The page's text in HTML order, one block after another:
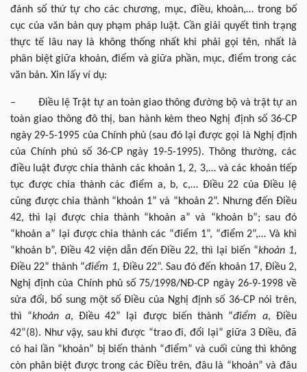
đánh số thứ tự cho các chương, mục, điều, khoản,… trong bố
cục của văn bản quy phạm pháp luật. Cần giải quyết tình trạng
thực tế lâu nay là không thống nhất khi phải gọi tên, nhất là
phân biệt giữa khoản, điểm và giữa phần, mục, điểm trong các
văn bản. Xin lấy ví dụ:
– Điều lệ Trật tự an toàn giao thông đường bộ và trật tự an
toàn giao thông đô thị, ban hành kèm theo Nghị định số 36-CP
ngày 29-5-1995 của Chính phủ (sau đó lại được gọi là Nghị định
của Chính phủ số 36-CP ngày 19-5-1995). Thông thường, các
điều luật được chia thành các khoản 1, 2, 3,… và các khoản tiếp
tục được chia thành các điểm a, b, c,… Điều 22 của Điều lệ
cũng được chia thành “khoản 1” và “khoản 2”. Nhưng đến Điều
42, thì lại được chia thành “khoản a” và “khoản b”; sau đó
“khoản a” lại được chia thành các “điểm 1”, “điểm 2”,… Và khi
“khoản b”, Điều 42 viện dẫn đến Điều 22, thì lại biến “khoản 1,
Điều 22” thành “điểm 1, Điều 22”. Sau đó đến khoản 17, Điều 2,
Nghị định của Chính phủ số 75/1998/NĐ-CP ngày 26-9-1998 về
sửa đổi, bổ sung một số Điều của Nghị định số 36-CP nói trên,
thì “khoản a, Điều 42” lại được biến thành “điểm a, Điều
42”(8). Như vậy, sau khi được “trao đi, đổi lại” giữa 3 Điều, đã
có hai lần “khoản” bị biến thành “điểm” và cuối cùng thì không
còn phân biệt được trong các Điều trên, đâu là “khoản” và đâu